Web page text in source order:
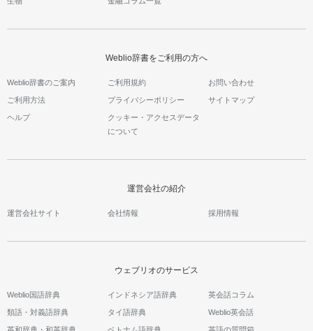
Weblio辞書をご利用の方へ
Weblio辞書のご案内 ご利用規約 お問い合わせ
ご利用方法 プライバシーポリシー サイトマップ
ヘルプ
クッキー・アクセスデータ
について
運営会社の紹介
運営会社サイト 会社情報 採用情報
ウェブリオのサービス
Weblio国語辞典
類語・対義語辞典
英和辞典・和英辞典
インドネシア語辞典
タイ語辞典
ベトナム語辞典
英会話コラム
Weblio英会話
英語の質問箱